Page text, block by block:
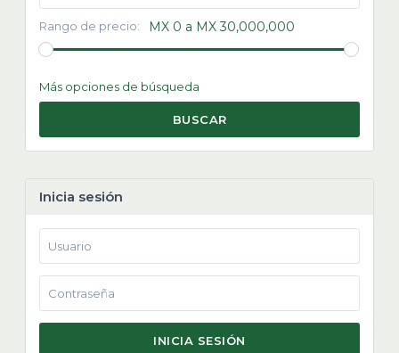
Rango de precio: MX 0 a MX 30,000,000
Más opciones de búsqueda
BUSCAR
Inicia sesión
INICIA SESIÓN